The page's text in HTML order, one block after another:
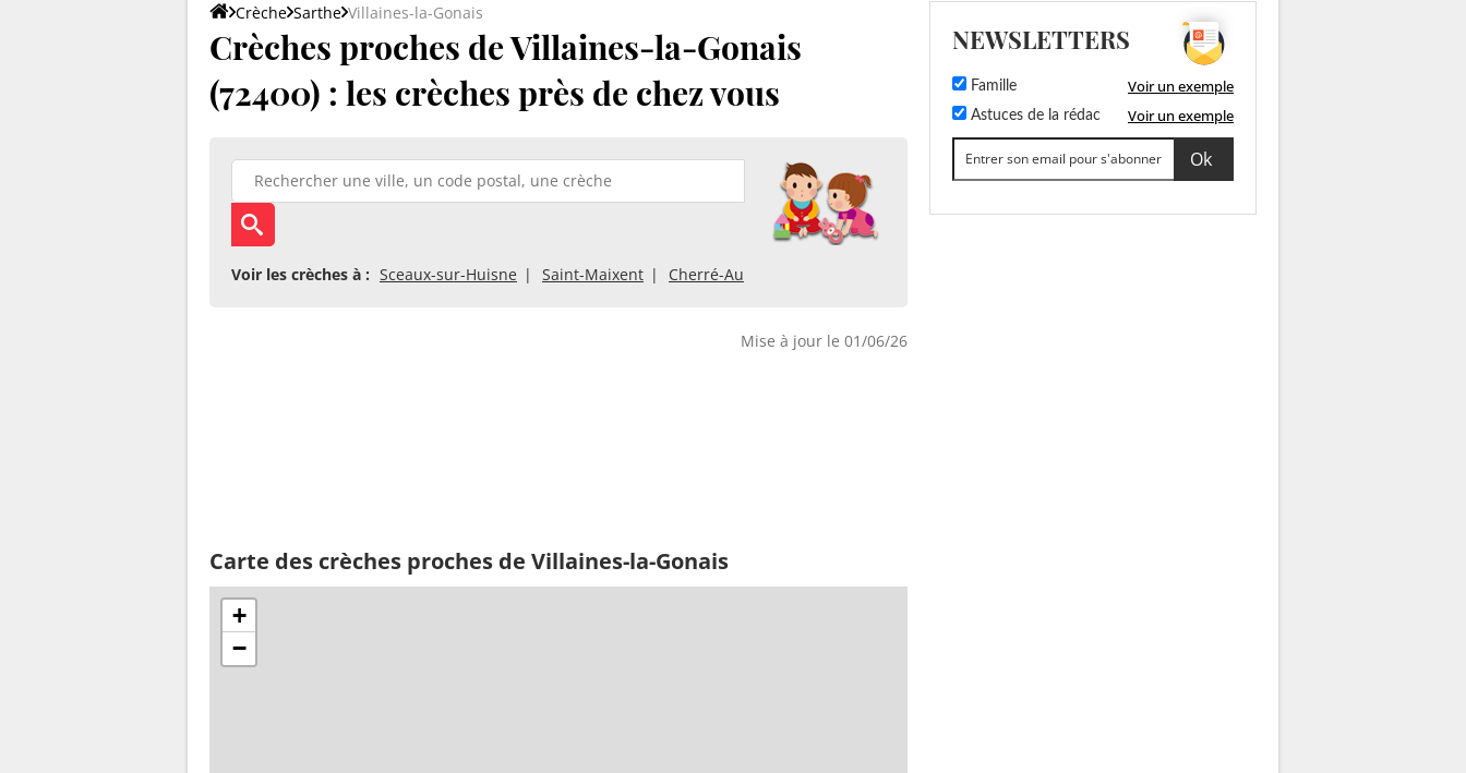
Crèche Sarthe Villaines-la-Gonais
Crèches proches de Villaines-la-Gonais
(72400) : les crèches près de chez vous
Voir les crèches à : Sceaux-sur-Huisne Saint-Maixent Cherré-Au
Mise à jour le 01/06/26
Carte des crèches proches de Villaines-la-Gonais
+
−
NEWSLETTERS
Famille Voir un exemple
Astuces de la rédac Voir un exemple